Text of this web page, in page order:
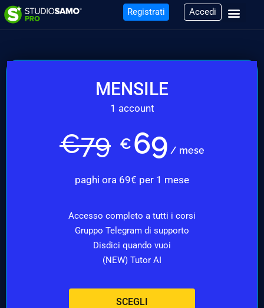
Registrati Accedi
MENSILE
1 account
€79 € 69 / mese
paghi ora 69€ per 1 mese
Accesso completo a tutti i corsi
Gruppo Telegram di supporto
Disdici quando vuoi
(NEW) Tutor AI
SCEGLI